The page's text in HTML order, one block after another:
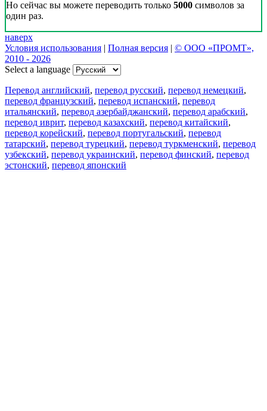
Но сейчас вы можете переводить только 5000 символов за
один раз.
наверх
Условия использования | Полная версия | © ООО «ПРОМТ»,
2010 - 2026
Select a language
Перевод английский, перевод русский, перевод немецкий,
перевод французский, перевод испанский, перевод
итальянский, перевод азербайджанский, перевод арабский,
перевод иврит, перевод казахский, перевод китайский,
перевод корейский, перевод португальский, перевод
татарский, перевод турецкий, перевод туркменский, перевод
узбекский, перевод украинский, перевод финский, перевод
эстонский, перевод японский